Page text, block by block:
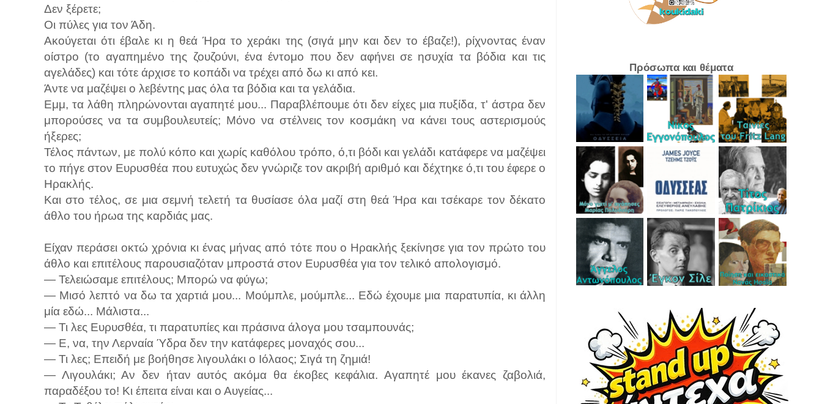
Δεν ξέρετε;
Οι πύλες για τον Άδη.
Ακούγεται ότι έβαλε κι η θεά Ήρα το χεράκι της (σιγά μην και δεν το έβαζε!), ρίχνοντας έναν
οίστρο (το αγαπημένο της ζουζούνι, ένα έντομο που δεν αφήνει σε ησυχία τα βόδια και τις
αγελάδες) και τότε άρχισε το κοπάδι να τρέχει από δω κι από κει.
Άντε να μαζέψει ο λεβέντης μας όλα τα βόδια και τα γελάδια.
Εμμ, τα λάθη πληρώνονται αγαπητέ μου... Παραβλέπουμε ότι δεν είχες μια πυξίδα, τ' άστρα δεν
μπορούσες να τα συμβουλευτείς; Μόνο να στέλνεις τον κοσμάκη να κάνει τους αστερισμούς
ήξερες;
Τέλος πάντων, με πολύ κόπο και χωρίς καθόλου τρόπο, ό,τι βόδι και γελάδι κατάφερε να μαζέψει
το πήγε στον Ευρυσθέα που ευτυχώς δεν γνώριζε τον ακριβή αριθμό και δέχτηκε ό,τι του έφερε ο
Ηρακλής.
Και στο τέλος, σε μια σεμνή τελετή τα θυσίασε όλα μαζί στη θεά Ήρα και τσέκαρε τον δέκατο
άθλο του ήρωα της καρδιάς μας.
Είχαν περάσει οκτώ χρόνια κι ένας μήνας από τότε που ο Ηρακλής ξεκίνησε για τον πρώτο του
άθλο και επιτέλους παρουσιαζόταν μπροστά στον Ευρυσθέα για τον τελικό απολογισμό.
— Τελειώσαμε επιτέλους; Μπορώ να φύγω;
— Μισό λεπτό να δω τα χαρτιά μου... Μούμπλε, μούμπλε... Εδώ έχουμε μια παρατυπία, κι άλλη
μία εδώ... Μάλιστα...
— Τι λες Ευρυσθέα, τι παρατυπίες και πράσινα άλογα μου τσαμπουνάς;
— Ε, να, την Λερναία Ύδρα δεν την κατάφερες μοναχός σου...
— Τι λες; Επειδή με βοήθησε λιγουλάκι ο Ιόλαος; Σιγά τη ζημιά!
— Λιγουλάκι; Αν δεν ήταν αυτός ακόμα θα έκοβες κεφάλια. Αγαπητέ μου έκανες ζαβολιά,
παραδέξου το! Κι έπειτα είναι και ο Αυγείας...
Πρόσωπα και θέματα